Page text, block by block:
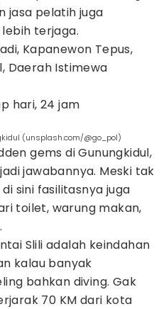
jasa pelatih juga
terjaga.
Kapanewon Tepus,
Daerah Istimewa
hari, 24 jam
(unsplash.com/@go_pol)
gems di Gunungkidul,
jawabannya. Meski tak
sini fasilitasnya juga
toilet, warung makan,
Slili adalah keindahan
kalau banyak
bahkan diving. Gak
70 KM dari kota